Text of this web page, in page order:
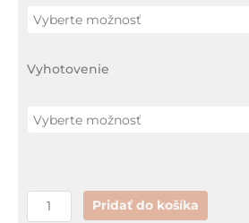
Vyhotovenie
Pridať do košíka